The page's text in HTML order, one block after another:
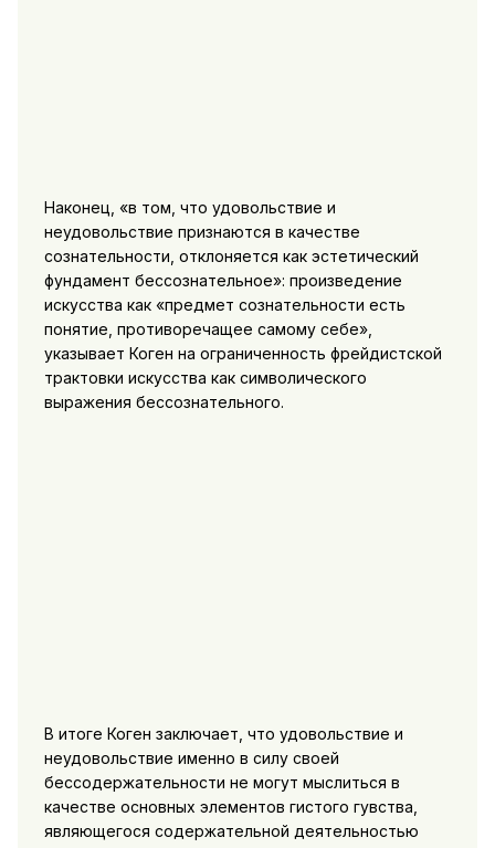
Наконец, «в том, что удовольствие и
неудовольствие признаются в качестве
сознательности, отклоняется как эстетический
фундамент бессознательное»: произведение
искусства как «предмет сознательности есть
понятие, противоречащее самому себе»,
указывает Коген на ограниченность фрейдистской
трактовки искусства как символического
выражения бессознательного.
В итоге Коген заключает, что удовольствие и
неудовольствие именно в силу своей
бессодержательности не могут мыслиться в
качестве основных элементов гистого гувства,
являющегося содержательной деятельностью